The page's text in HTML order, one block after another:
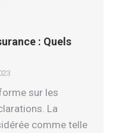
: Quels
sur les
La
comme telle